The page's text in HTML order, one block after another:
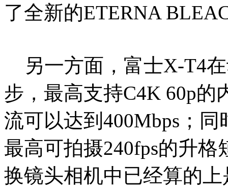
了全新的ETERNA
另一方面，富士X-T4
步，最高支持C4K 60p
流可以达到400Mbps；
最高可拍摄240fps的升格
换镜头相机中已经算的